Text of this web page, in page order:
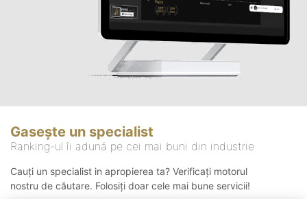
Gasește un specialist
Ranking-ul îi adună pe cei mai buni din industrie
Cauți un specialist in apropierea ta? Verificați motorul
nostru de căutare. Folosiți doar cele mai bune servicii!